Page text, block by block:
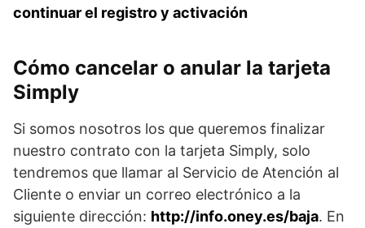
continuar el registro y activación
Cómo cancelar o anular la tarjeta
Simply
Si somos nosotros los que queremos finalizar
nuestro contrato con la tarjeta Simply, solo
tendremos que llamar al Servicio de Atención al
Cliente o enviar un correo electrónico a la
siguiente dirección: http://info.oney.es/baja. En